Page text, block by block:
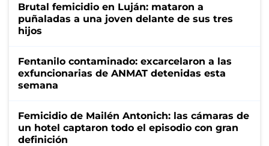
Brutal femicidio en Luján: mataron a
puñaladas a una joven delante de sus tres
hijos
Fentanilo contaminado: excarcelaron a las
exfuncionarias de ANMAT detenidas esta
semana
Femicidio de Mailén Antonich: las cámaras de
un hotel captaron todo el episodio con gran
definición